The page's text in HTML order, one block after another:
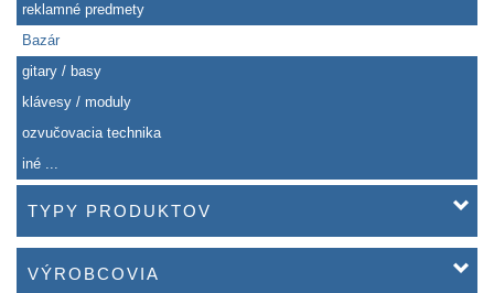
reklamné predmety
Bazár
gitary / basy
klávesy / moduly
ozvučovacia technika
iné ...
TYPY PRODUKTOV
VÝROBCOVIA